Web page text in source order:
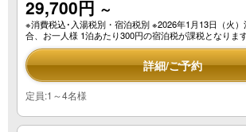
29,700円 ～
※消費税込･入湯税別・宿泊税別 ※2026年1月13日（火
合、お一人様 1泊あたり300円の宿泊税が課税となります
詳細/ご予約
定員:1～4名様